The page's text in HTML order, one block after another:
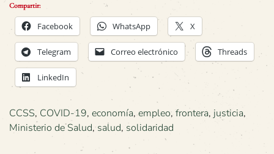
Compartir:
Facebook WhatsApp X
Telegram Correo electrónico Threads
LinkedIn
CCSS, COVID-19, economía, empleo, frontera, justicia,
Ministerio de Salud,salud, solidaridad